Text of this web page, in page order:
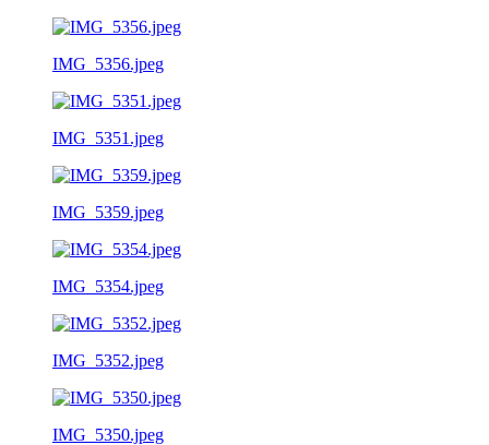
IMG_5356.jpeg
IMG_5351.jpeg
IMG_5359.jpeg
IMG_5354.jpeg
IMG_5352.jpeg
IMG_5350.jpeg